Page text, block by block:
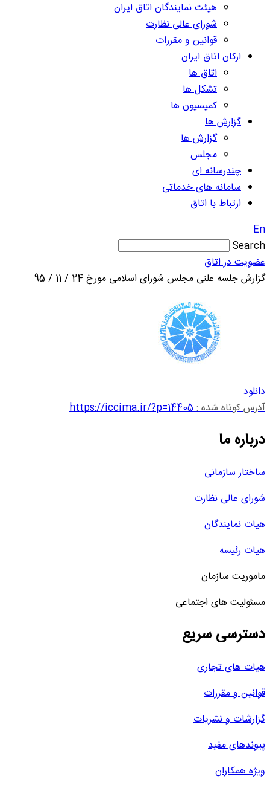
هیئت نمایندگان اتاق ایران
شورای عالی نظارت
قوانین و مقررات
ارکان اتاق ایران
اتاق ها
تشکل ها
کمیسیون ها
گزارش ها
گزارش ها
مجلس
چندرسانه ای
سامانه های خدماتی
ارتباط با اتاق
En
Search
عضویت در اتاق
گزارش جلسه علنی مجلس شورای اسلامی مورخ 24 / 11 / 95
دانلود
آدرس کوتاه شده :https://iccima.ir/?p=14405
درباره ما
ساختار سازمانی
شورای عالی نظارت
هیات نمایندگان
هیات رئیسه
ماموریت سازمان
مسئولیت های اجتماعی
دسترسی سریع
هیات های تجاری
قوانین و مقررات
گزارشات و نشریات
پیوندهای مفید
ویژه همکاران